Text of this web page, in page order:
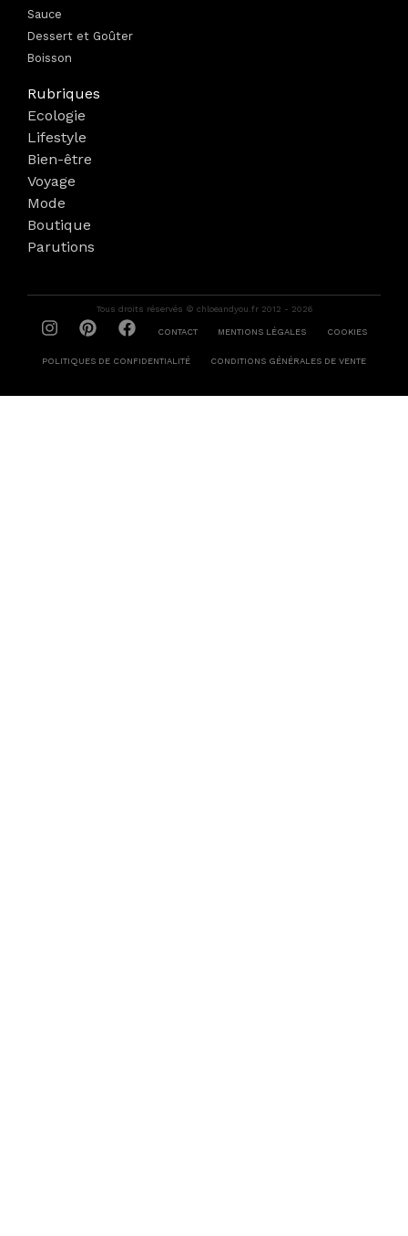
Sauce
Dessert et Goûter
Boisson
Rubriques
Ecologie
Lifestyle
Bien-être
Voyage
Mode
Boutique
Parutions
Tous droits réservés © chloeandyou.fr 2012 - 2026
CONTACT MENTIONS LÉGALES COOKIES
POLITIQUES DE CONFIDENTIALITÉ CONDITIONS GÉNÉRALES DE VENTE